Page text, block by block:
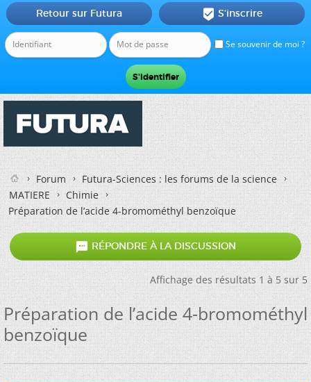
Se souvenir de moi ?
Retour sur Futura  S'inscrire
Forum
Futura-Sciences : les forums de la science
MATIERE
Chimie
Préparation de l’acide 4-bromométhyl benzoïque
 RÉPONDRE À LA DISCUSSION
Affichage des résultats 1 à 5 sur 5
Préparation de l’acide 4-bromométhyl
benzoïque